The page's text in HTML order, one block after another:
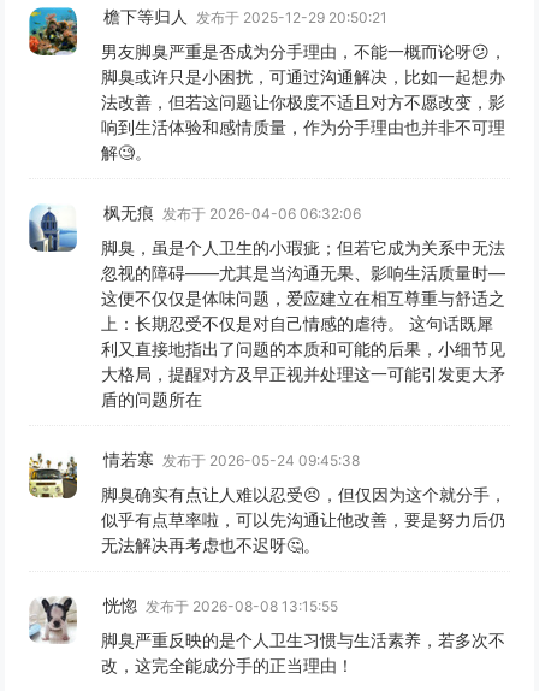
檐下等归人 发布于 2025-12-29 20:50:21
男友脚臭严重是否成为分手理由，不能一概而论呀😕，
脚臭或许只是小困扰，可通过沟通解决，比如一起想办
法改善，但若这问题让你极度不适且对方不愿改变，影
响到生活体验和感情质量，作为分手理由也并非不可理
解🧐。
枫无痕 发布于 2026-04-06 06:32:06
脚臭，虽是个人卫生的小瑕疵；但若它成为关系中无法
忽视的障碍——尤其是当沟通无果、影响生活质量时—
这便不仅仅是体味问题，爱应建立在相互尊重与舒适之
上：长期忍受不仅是对自己情感的虐待。 这句话既犀
利又直接地指出了问题的本质和可能的后果，小细节见
大格局，提醒对方及早正视并处理这一可能引发更大矛
盾的问题所在
情若寒 发布于 2026-05-24 09:45:38
脚臭确实有点让人难以忍受😣，但仅因为这个就分手，
似乎有点草率啦，可以先沟通让他改善，要是努力后仍
无法解决再考虑也不迟呀🤔。
恍惚 发布于 2026-08-08 13:15:55
脚臭严重反映的是个人卫生习惯与生活素养，若多次不
改，这完全能成分手的正当理由！